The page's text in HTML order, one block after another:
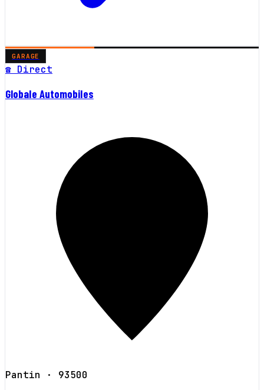
GARAGE
☎ Direct
Globale Automobiles
Pantin · 93500